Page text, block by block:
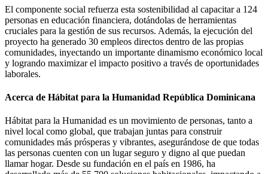
El componente social refuerza esta sostenibilidad al capacitar a 124
personas en educación financiera, dotándolas de herramientas
cruciales para la gestión de sus recursos. Además, la ejecución del
proyecto ha generado 30 empleos directos dentro de las propias
comunidades, inyectando un importante dinamismo económico local
y logrando maximizar el impacto positivo a través de oportunidades
laborales.
Acerca de Hábitat para la Humanidad República Dominicana
Hábitat para la Humanidad es un movimiento de personas, tanto a
nivel local como global, que trabajan juntas para construir
comunidades más prósperas y vibrantes, asegurándose de que todas
las personas cuenten con un lugar seguro y digno al que puedan
llamar hogar. Desde su fundación en el país en 1986, ha